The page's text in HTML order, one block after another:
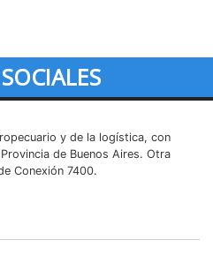
y de la logística, con
de Buenos Aires. Otra
Conexión 7400.